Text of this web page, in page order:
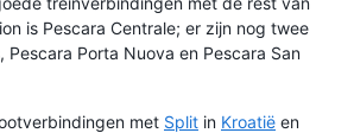
is Pescara Centrale; er zijn nog twee
Pescara Porta Nuova en Pescara San
met Split in Kroatië en